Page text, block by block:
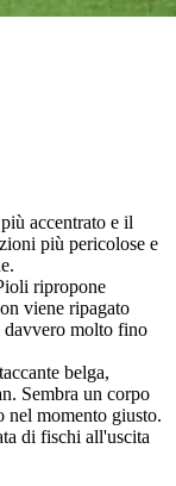
accentrato e il
più pericolose e
ripropone
viene ripagato
davvero molto fino
belga,
Sembra un corpo
nel momento giusto.
di fischi all'uscita